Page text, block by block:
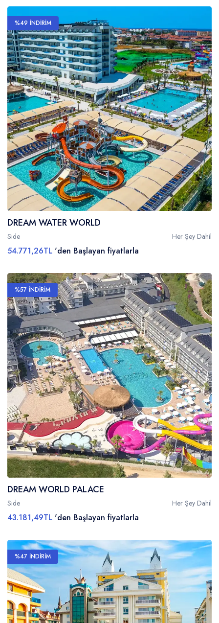
%49 İNDİRİM
DREAM WATER WORLD
Side Her Şey Dahil
54.771,26TL 'den Başlayan fiyatlarla
%57 İNDİRİM
DREAM WORLD PALACE
Side Her Şey Dahil
43.181,49TL 'den Başlayan fiyatlarla
%47 İNDİRİM